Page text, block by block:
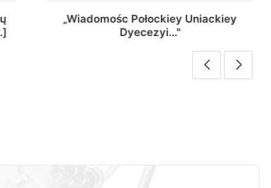
Regestr Parochow Dekanatu
Brzeskiego